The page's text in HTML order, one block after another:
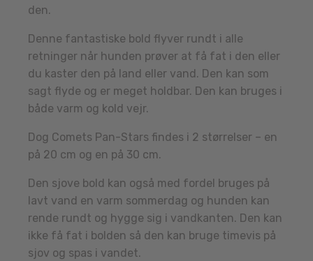
den.
Denne fantastiske bold flyver rundt i alle
retninger når hunden prøver at få fat i den eller
du kaster den på land eller vand. Den kan som
sagt flyde og er meget holdbar. Den kan bruges i
både varm og kold vejr.
Dog Comets Pan-Stars findes i 2 størrelser – en
på 20 cm og en på 30 cm.
Den sjove bold kan også med fordel bruges på
lavt vand en varm sommerdag og hunden kan
rende rundt og hygge sig i vandkanten. Den kan
ikke få fat i bolden så den kan bruge timevis på
sjov og spas i vandet.